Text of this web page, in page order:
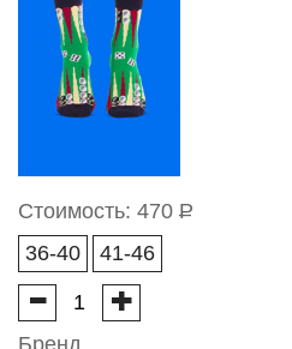
Стоимость: 470 Р
36-40
41-46
Бренд